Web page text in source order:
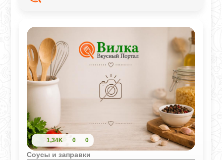
1,34K 0 0
Соусы и заправки